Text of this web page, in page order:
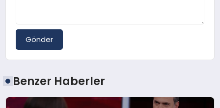
Gönder
Benzer Haberler